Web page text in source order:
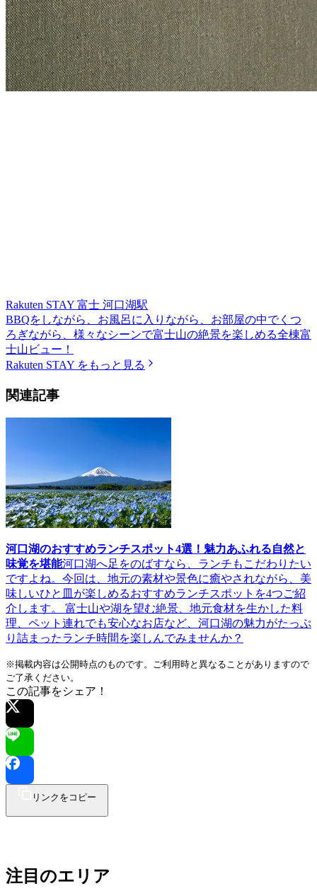
Rakuten STAY 富士 河口湖駅
BBQをしながら、お風呂に入りながら、お部屋の中でくつ
ろぎながら、様々なシーンで富士山の絶景を楽しめる全棟富
士山ビュー！
Rakuten STAY をもっと見る
関連記事
河口湖のおすすめランチスポット4選！魅力あふれる自然と
味覚を堪能河口湖へ足をのばすなら、ランチもこだわりたい
ですよね。今回は、地元の素材や景色に癒やされながら、美
味しいひと皿が楽しめるおすすめランチスポットを4つご紹
介します。 富士山や湖を望む絶景、地元食材を生かした料
理、ペット連れでも安心なお店など、河口湖の魅力がたっぷ
り詰まったランチ時間を楽しんでみませんか？
※掲載内容は公開時点のものです。ご利用時と異なることがありますので
ご了承ください。
この記事をシェア！
リンクをコピー
注目のエリア